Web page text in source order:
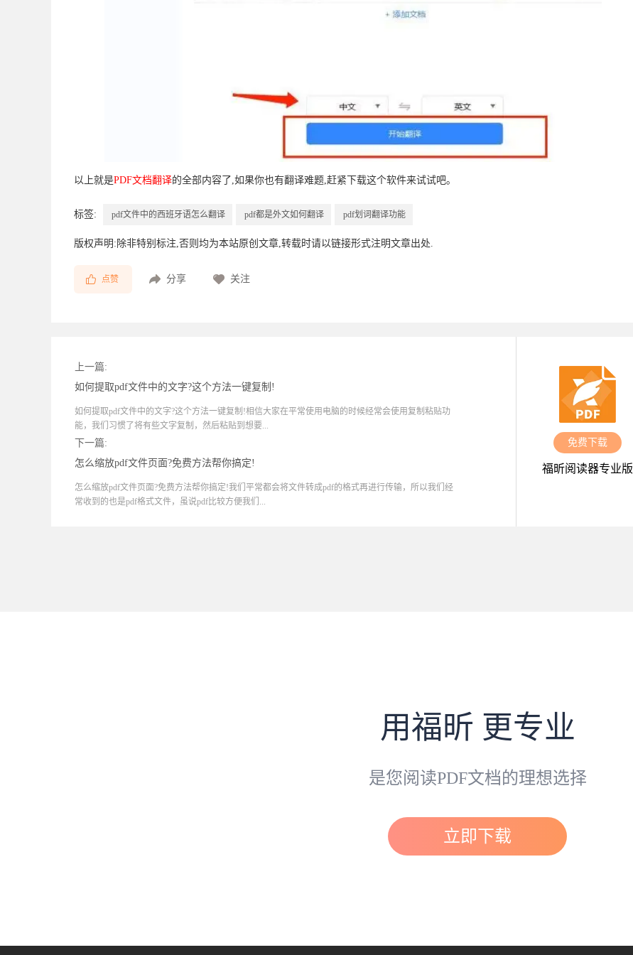
以上就是PDF文档翻译的全部内容了,如果你也有翻译难题,赶紧下载这个软件来试试吧｡
标签: pdf文件中的西班牙语怎么翻译 pdf都是外文如何翻译 pdf划词翻译功能
版权声明:除非特别标注,否则均为本站原创文章,转载时请以链接形式注明文章出处.
点赞 分享 关注
上一篇:
如何提取pdf文件中的文字?这个方法一键复制!
如何提取pdf文件中的文字?这个方法一键复制!相信大家在平常使用电脑的时候经常会使用复制粘贴功
能，我们习惯了将有些文字复制，然后粘贴到想要...
下一篇:
怎么缩放pdf文件页面?免费方法帮你搞定!
怎么缩放pdf文件页面?免费方法帮你搞定!我们平常都会将文件转成pdf的格式再进行传输，所以我们经
常收到的也是pdf格式文件，虽说pdf比较方便我们...
福昕阅读器专业版
免费下载
用福昕 更专业
是您阅读PDF文档的理想选择
立即下载